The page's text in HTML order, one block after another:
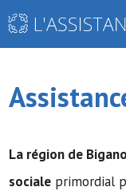
Aller
La région de
sociale primordial